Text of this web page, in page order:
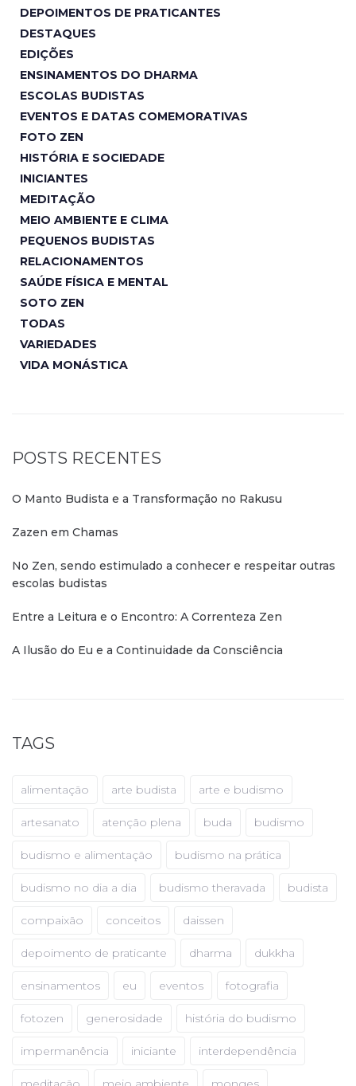
DEPOIMENTOS DE PRATICANTES
DESTAQUES
EDIÇÕES
ENSINAMENTOS DO DHARMA
ESCOLAS BUDISTAS
EVENTOS E DATAS COMEMORATIVAS
FOTO ZEN
HISTÓRIA E SOCIEDADE
INICIANTES
MEDITAÇÃO
MEIO AMBIENTE E CLIMA
PEQUENOS BUDISTAS
RELACIONAMENTOS
SAÚDE FÍSICA E MENTAL
SOTO ZEN
TODAS
VARIEDADES
VIDA MONÁSTICA
POSTS RECENTES
O Manto Budista e a Transformação no Rakusu
Zazen em Chamas
No Zen, sendo estimulado a conhecer e respeitar outras
escolas budistas
Entre a Leitura e o Encontro: A Correnteza Zen
A Ilusão do Eu e a Continuidade da Consciência
TAGS
alimentação arte budista arte e budismo
artesanato atenção plena buda budismo
budismo e alimentação budismo na prática
budismo no dia a dia budismo theravada budista
compaixão conceitos daissen
depoimento de praticante dharma dukkha
ensinamentos eu eventos fotografia
fotozen generosidade história do budismo
impermanência iniciante interdependência